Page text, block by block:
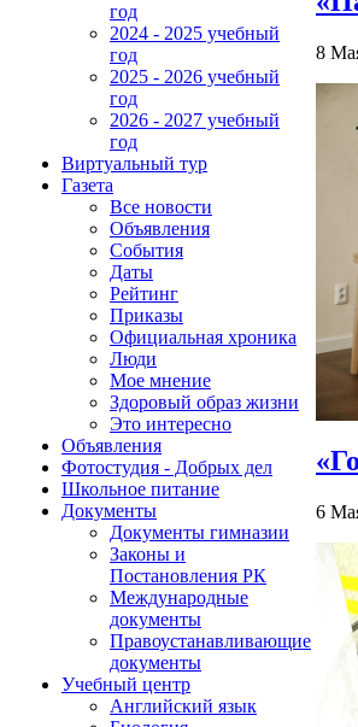
год
2024 - 2025 учебный
год
2025 - 2026 учебный
год
2026 - 2027 учебный
год
Виртуальный тур
Газета
Все новости
Объявления
События
Даты
Рейтинг
Приказы
Официальная хроника
Люди
Мое мнение
Здоровый образ жизни
Это интересно
Объявления
Фотостудия - Добрых дел
Школьное питание
Документы
Документы гимназии
Законы и
Постановления РК
Международные
документы
Правоустанавливающие
документы
Учебный центр
Английский язык
8
6